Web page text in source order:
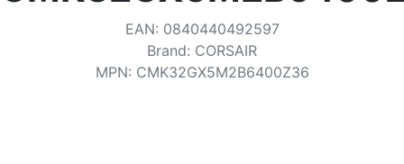
EAN: 0840440492597
Brand: CORSAIR
MPN: CMK32GX5M2B6400Z36